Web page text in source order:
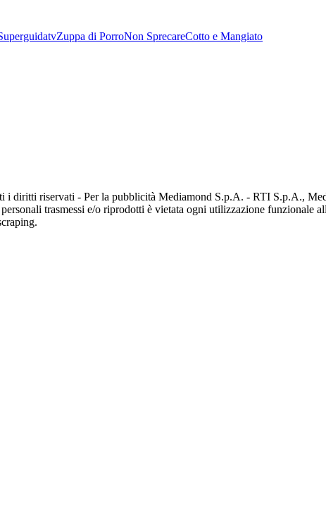
Zuppa di PorroNon SprecareCotto e Mangiato
diritti riservati - Per la pubblicità Mediamond S.p.A. - RTI S.p.A.,
trasmessi e/o riprodotti è vietata ogni utilizzazione funzionale